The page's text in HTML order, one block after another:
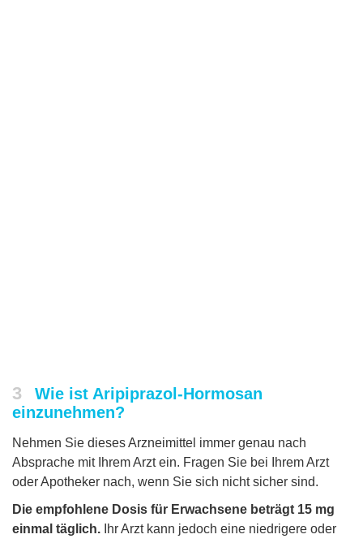
3
Wie ist Aripiprazol-Hormosan
einzunehmen?
Nehmen Sie dieses Arzneimittel immer genau nach
Absprache mit Ihrem Arzt ein. Fragen Sie bei Ihrem Arzt
oder Apotheker nach, wenn Sie sich nicht sicher sind.
Die empfohlene Dosis für Erwachsene beträgt 15 mg
einmal täglich. Ihr Arzt kann jedoch eine niedrigere oder